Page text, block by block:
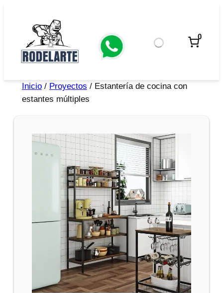
0
Inicio/ Proyectos / Estantería de cocina con
estantes múltiples